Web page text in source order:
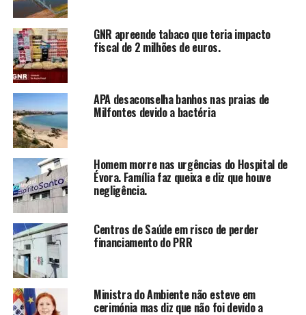
GNR apreende tabaco que teria impacto
fiscal de 2 milhões de euros.
APA desaconselha banhos nas praias de
Milfontes devido a bactéria
Homem morre nas urgências do Hospital de
Évora. Família faz queixa e diz que houve
negligência.
Centros de Saúde em risco de perder
financiamento do PRR
Ministra do Ambiente não esteve em
cerimónia mas diz que não foi devido a